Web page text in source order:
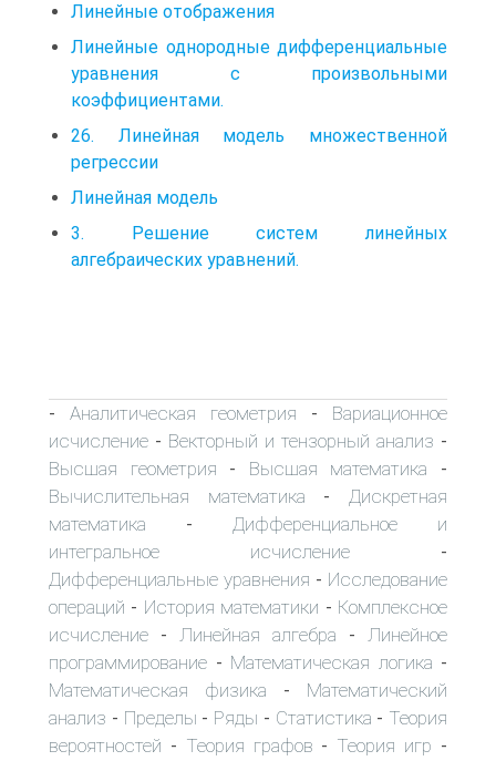
Линейные отображения
Линейные однородные дифференциальные
уравнения с произвольными
коэффициентами.
26. Линейная модель множественной
регрессии
Линейная модель
3. Решение систем линейных
алгебраических уравнений.
- Аналитическая геометрия - Вариационное
исчисление - Векторный и тензорный анализ -
Высшая геометрия - Высшая математика -
Вычислительная математика -Дискретная
математика - Дифференциальное и
интегральное исчисление -
Дифференциальные уравнения - Исследование
операций - История математики - Комплексное
исчисление - Линейная алгебра - Линейное
программирование - Математическая логика -
Математическая физика - Математический
анализ - Пределы - Ряды - Статистика - Теория
вероятностей - Теория графов - Теория игр -